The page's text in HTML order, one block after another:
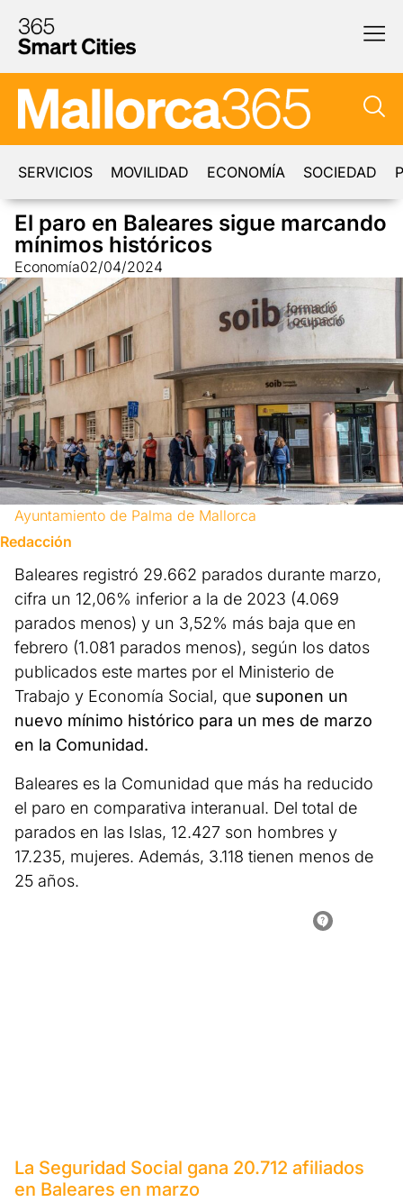
SERVICIOS MOVILIDAD ECONOMÍA SOCIEDAD
El paro en Baleares sigue marcando
mínimos históricos
Economía02/04/2024
Ayuntamiento de Palma de Mallorca
Redacción
Baleares registró 29.662 parados durante marzo,
cifra un 12,06% inferior a la de 2023 (4.069
parados menos) y un 3,52% más baja que en
febrero (1.081 parados menos), según los datos
publicados este martes por el Ministerio de
Trabajo y Economía Social, que suponen un
nuevo mínimo histórico para un mes de marzo
en la Comunidad.
Baleares es la Comunidad que más ha reducido
el paro en comparativa interanual. Del total de
parados en las Islas, 12.427 son hombres y
17.235, mujeres. Además, 3.118 tienen menos de
25 años.
La Seguridad Social gana 20.712 afiliados
en Baleares en marzo